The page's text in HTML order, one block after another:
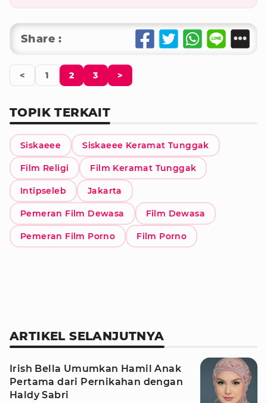
Share :
< 1 2 3 >
TOPIK TERKAIT
Siskaeee Siskaeee Keramat Tunggak
Film Religi Film Keramat Tunggak
Intipseleb Jakarta
Pemeran Film Dewasa Film Dewasa
Pemeran Film Porno Film Porno
ARTIKEL SELANJUTNYA
Irish Bella Umumkan Hamil Anak
Pertama dari Pernikahan dengan
Haldy Sabri